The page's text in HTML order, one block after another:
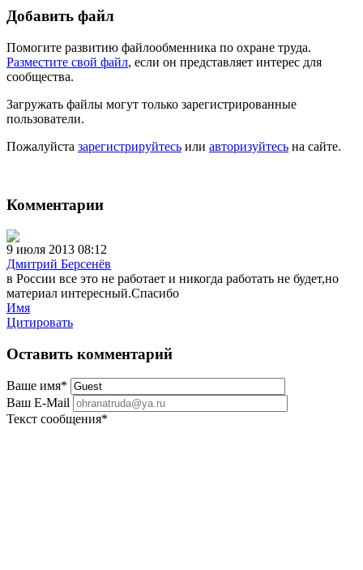
Добавить файл
Помогите развитию файлообменника по охране труда.
Разместите свой файл, если он представляет интерес для
сообщества.
Загружать файлы могут только зарегистрированные
пользователи.
Пожалуйста зарегистрируйтесь или авторизуйтесь на сайте.
Комментарии
9 июля 2013 08:12
Дмитрий Берсенёв
в России все это не работает и никогда работать не будет,но
материал интересный.Спасибо
Имя
Цитировать
Оставить комментарий
Ваше имя*
Ваш E-Mail
Текст сообщения*